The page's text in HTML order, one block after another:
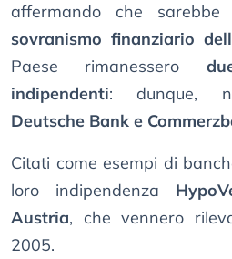
affermando che sarebbe
sovranismo finanziario
Paese rimanessero
indipendenti: dunque,
Deutsche Bank e
Citati come esempi di
loro indipendenza
Austria, che vennero
2005.